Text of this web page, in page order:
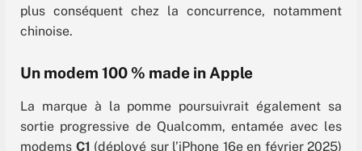
plus conséquent chez la concurrence, notamment
chinoise.
Un modem 100 % made in Apple
La marque à la pomme poursuivrait également sa
sortie progressive de Qualcomm, entamée avec les
modems C1 (déployé sur l’iPhone 16e en février 2025)